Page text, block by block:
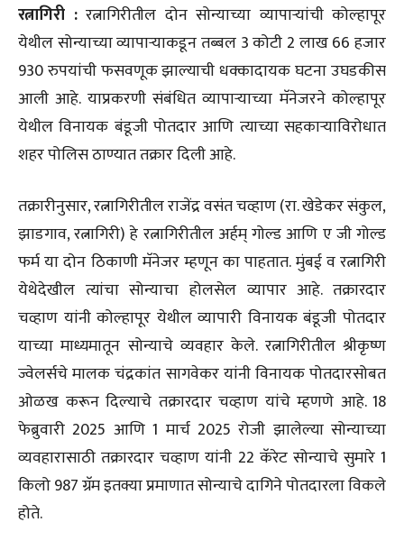
रत्नागिरी : रत्नागिरीतील दोन सोन्याच्या व्यापार्‍यांची कोल्हापूर
येथील सोन्याच्या व्यापार्‍याकडून तब्बल 3 कोटी 2 लाख 66 हजार
930 रुपयांची फसवणूक झाल्याची धक्कादायक घटना उघडकीस
आली आहे. याप्रकरणी संबंधित व्यापार्‍याच्या मॅनेजरने कोल्हापूर
येथील विनायक बंडूजी पोतदार आणि त्याच्या सहकार्‍याविरोधात
शहर पोलिस ठाण्यात तक्रार दिली आहे.
तक्रारीनुसार, रत्नागिरीतील राजेंद्र वसंत चव्हाण (रा. खेडेकर संकुल,
झाडगाव, रत्नागिरी) हे रत्नागिरीतील अर्हम् गोल्ड आणि ए जी गोल्ड
फर्म या दोन ठिकाणी मॅनेजर म्हणून का पाहतात. मुंबई व रत्नागिरी
येथेदेखील त्यांचा सोन्याचा होलसेल व्यापार आहे. तक्रारदार
चव्हाण यांनी कोल्हापूर येथील व्यापारी विनायक बंडूजी पोतदार
याच्या माध्यमातून सोन्याचे व्यवहार केले. रत्नागिरीतील श्रीकृष्ण
ज्वेलर्सचे मालक चंद्रकांत सागवेकर यांनी विनायक पोतदारसोबत
ओळख करून दिल्याचे तक्रारदार चव्हाण यांचे म्हणणे आहे. 18
फेब्रुवारी 2025 आणि 1 मार्च 2025 रोजी झालेल्या सोन्याच्या
व्यवहारासाठी तक्रारदार चव्हाण यांनी 22 कॅरेट सोन्याचे सुमारे 1
किलो 987 ग्रॅम इतक्या प्रमाणात सोन्याचे दागिने पोतदारला विकले
होते.